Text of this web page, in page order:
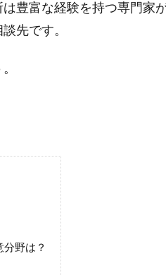
豊富な経験を持つ専門家
先です。
野は？